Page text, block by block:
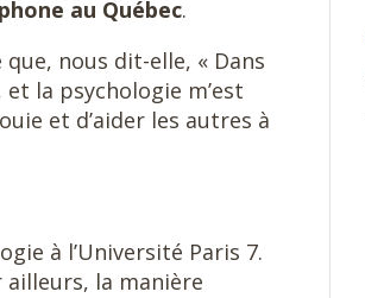
au Québec.
nous dit-elle, « Dans
la psychologie m’est
et d’aider les autres à
à l’Université Paris 7.
ailleurs, la manière